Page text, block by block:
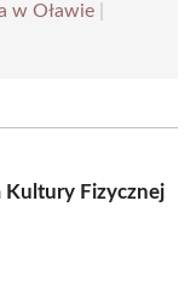
w Oławie
Kultury Fizycznej